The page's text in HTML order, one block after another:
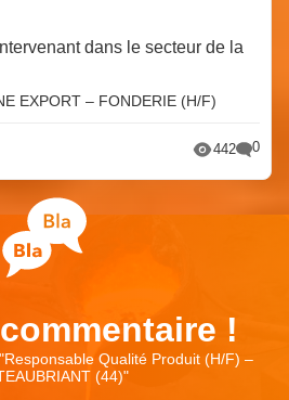
dans le secteur de la
EXPORT – FONDERIE (H/F)
442 0
!
Responsable Qualité Produit (H/F) –
(44)"